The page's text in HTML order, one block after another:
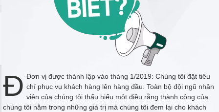
29. Mạch điều khiển từ xa cho máy bơm nước chìm
30. Mạch điện công nghiệp điều khiển xi lanh khí nén bằng cảm
biến tiệm cận, van khí
31. Hướng dẫn đấu mạch điện hẹn tắt mở đèn bằng bộ cài đặt thời
32. Hướng dẫn đấu công tắc điện cho đèn và chuông cửa cho
33. Hướng dẫn cách biến cục sạc laptop thành cục sạc điện thoại
đơn giản
34. Mạch điện công nghiệp điều khiển động cơ máy bơm nước đơn
giản giành cho bạn
Đ Đơn vị được thành lập vào tháng 1/2019: Chúng tôi đặt tiêu
chí phục vụ khách hàng lên hàng đầu. Toàn bộ đội ngũ nhân
viên của chúng tôi thấu hiểu một điều rằng thành công của
chúng tôi nằm trong những giá trị mà chúng tôi đem lại cho khách